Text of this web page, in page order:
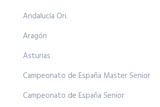
Andalucía Ori.
Aragón
Asturias
Campeonato de España Master Senior
Campeonato de España Senior